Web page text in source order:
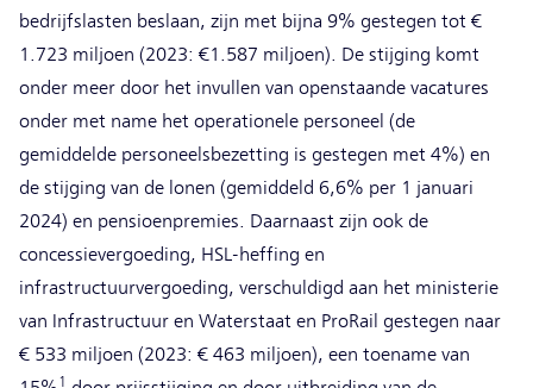
bedrijfslasten beslaan, zijn met bijna 9% gestegen tot €
1.723 miljoen (2023: €1.587 miljoen). De stijging komt
onder meer door het invullen van openstaande vacatures
onder met name het operationele personeel (de
gemiddelde personeelsbezetting is gestegen met 4%) en
de stijging van de lonen (gemiddeld 6,6% per 1 januari
2024) en pensioenpremies. Daarnaast zijn ook de
concessievergoeding, HSL-heffing en
infrastructuurvergoeding, verschuldigd aan het ministerie
van Infrastructuur en Waterstaat en ProRail gestegen naar
€ 533 miljoen (2023: € 463 miljoen), een toename van
1